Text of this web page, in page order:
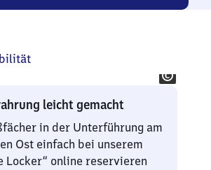
leicht gemacht
in der Unterführung am
Ost einfach bei unserem
Locker“ online reservieren